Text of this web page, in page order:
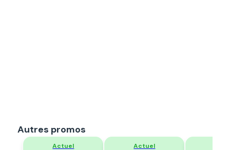
Autres promos